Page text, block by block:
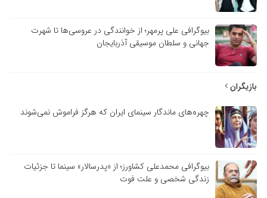
بیوگرافی علی پرمهر؛ از خوانندگی در عروسی‌ها تا شهرت
جهانی و سلطان موسیقی آذربایجان
بازیگران
چهره‌های ماندگار سینمای ایران که هرگز فراموش نمی‌شوند
بیوگرافی محمدعلی کشاورز؛ از «پدرسالار» سینما تا جزئیات
زندگی شخصی و علت فوت